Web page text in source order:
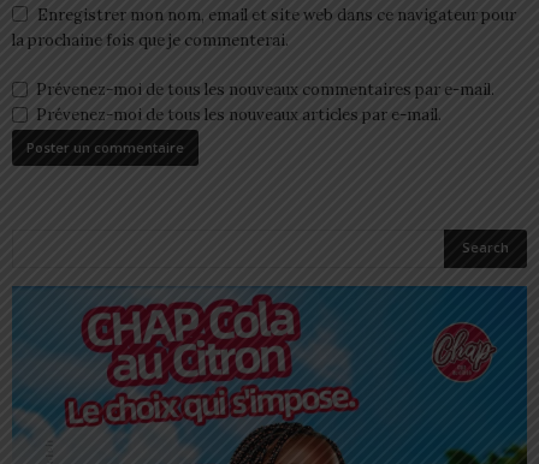
Enregistrer mon nom, email et site web dans ce navigateur pour
la prochaine fois que je commenterai.
Prévenez-moi de tous les nouveaux commentaires par e-mail.
Prévenez-moi de tous les nouveaux articles par e-mail.